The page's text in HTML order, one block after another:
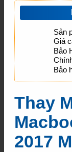
Sản
Giá
Bảo
Bảo
Thay
2017